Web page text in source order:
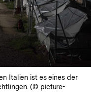
Italien ist es eines der
(© picture-